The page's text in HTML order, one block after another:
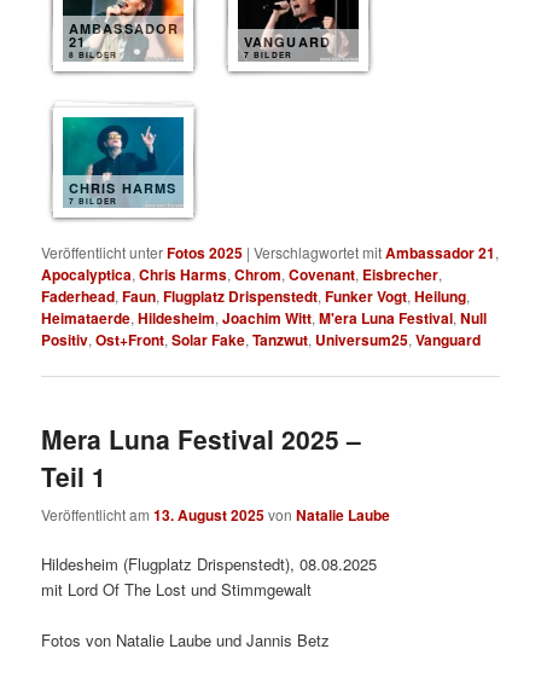
AMBASSADOR
21
8 BILDER
VANGUARD
7 BILDER
CHRIS HARMS
7 BILDER
Veröffentlicht unterFotos 2025 |Verschlagwortet mitAmbassador 21,
Apocalyptica,Chris Harms,Chrom,Covenant, Eisbrecher,
Faderhead,Faun,Flugplatz Drispenstedt,Funker Vogt,Heilung,
Heimataerde,Hildesheim,Joachim Witt,M'era Luna Festival,Null
Positiv,Ost+Front,Solar Fake,Tanzwut, Universum25,Vanguard
Mera Luna Festival 2025 –
Teil 1
Veröffentlicht am13. August 2025vonNatalie Laube
Hildesheim (Flugplatz Drispenstedt), 08.08.2025
mit Lord Of The Lost und Stimmgewalt
Fotos von Natalie Laube und Jannis Betz